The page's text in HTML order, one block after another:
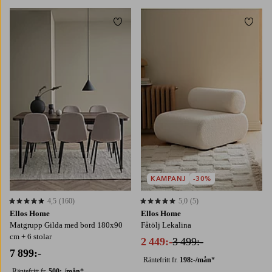
Ellos Home
Matgrupp Gilda med bord 180x90
cm + 6 stolar
7 899:-
4,5 baserat på 160 st betyg
4,5 (160)
Lägg till i favoriter
Ellos Home
Fåtölj Lekalina
2 449:-3 499:-
Räntefritt fr. 198:-/mån*
5,0 baserat på 5 st betyg
5,0 (5)
KAMPANJ -30%